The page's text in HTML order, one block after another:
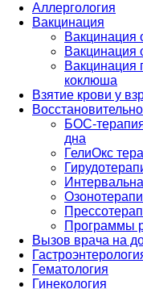
Аллергология
Вакцинация
Вакцинация
Вакцинация
Вакцинация
коклюша
Взятие крови у
БОС-
дна
ГелиОкс
Программы
Вызов врача на
Гематология
Гинекология